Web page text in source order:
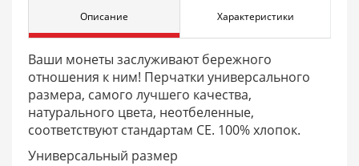
Описание Характеристики
Ваши монеты заслуживают бережного
отношения к ним! Перчатки универсального
размера, самого лучшего качества,
натурального цвета, неотбеленные,
соответствуют стандартам СЕ. 100% хлопок.
Универсальный размер